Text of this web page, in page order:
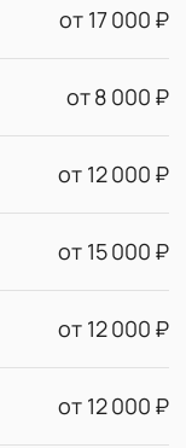
от 17 000 ₽
от 8 000 ₽
от 12 000 ₽
от 15 000 ₽
от 12 000 ₽
от 12 000 ₽